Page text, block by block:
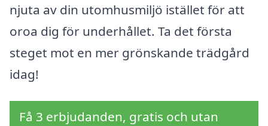
njuta av din utomhusmiljö istället för att
oroa dig för underhållet. Ta det första
steget mot en mer grönskande trädgård
idag!
Få 3 erbjudanden, gratis och utan